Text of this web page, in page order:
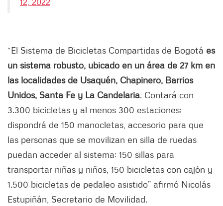
“El Sistema de Bicicletas Compartidas de Bogotá es
un sistema robusto, ubicado en un área de 27 km en
las localidades de Usaquén, Chapinero, Barrios
Unidos, Santa Fe y La Candelaria. Contará con
3.300 bicicletas y al menos 300 estaciones;
dispondrá de 150 manocletas, accesorio para que
las personas que se movilizan en silla de ruedas
puedan acceder al sistema; 150 sillas para
transportar niñas y niños, 150 bicicletas con cajón y
1.500 bicicletas de pedaleo asistido” afirmó Nicolás
Estupiñán, Secretario de Movilidad.